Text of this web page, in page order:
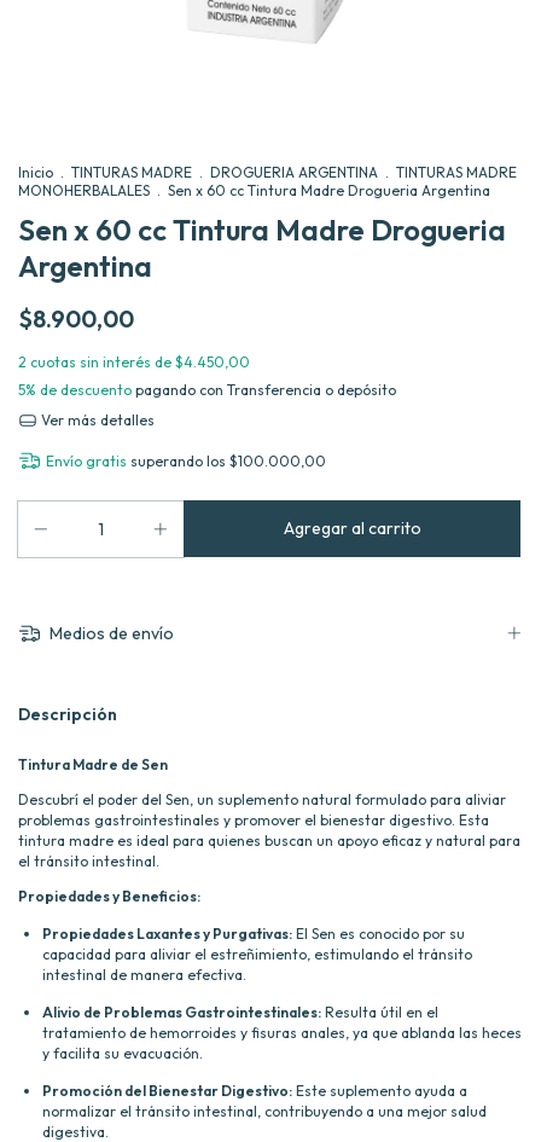
Inicio . TINTURAS MADRE . DROGUERIA ARGENTINA . TINTURAS MADRE
MONOHERBALALES . Sen x 60 cc Tintura Madre Drogueria Argentina
Sen x 60 cc Tintura Madre Drogueria
Argentina
$8.900,00
2 cuotas sin interés de $4.450,00
5% de descuento pagando con Transferencia o depósito
Ver más detalles
Envío gratis superando los $100.000,00
Medios de envío
Descripción
Tintura Madre de Sen
Descubrí el poder del Sen, un suplemento natural formulado para aliviar
problemas gastrointestinales y promover el bienestar digestivo. Esta
tintura madre es ideal para quienes buscan un apoyo eficaz y natural para
el tránsito intestinal.
Propiedades y Beneficios:
Propiedades Laxantes y Purgativas: El Sen es conocido por su
capacidad para aliviar el estreñimiento, estimulando el tránsito
intestinal de manera efectiva.
Alivio de Problemas Gastrointestinales: Resulta útil en el
tratamiento de hemorroides y fisuras anales, ya que ablanda las heces
y facilita su evacuación.
Promoción del Bienestar Digestivo: Este suplemento ayuda a
normalizar el tránsito intestinal, contribuyendo a una mejor salud
digestiva.